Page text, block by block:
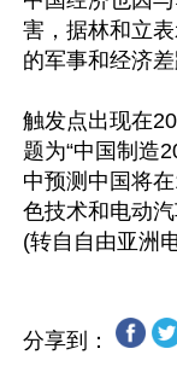
害，据林和立
的军事和经济差
触发点出现在
题为“中国制造
中预测中国将
色技术和电动
分享到：